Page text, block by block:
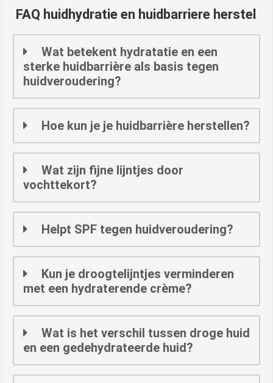
FAQ huidhydratie en huidbarriere herstel
Wat betekent hydratatie en een
sterke huidbarrière als basis tegen
huidveroudering?
Hoe kun je je huidbarrière herstellen?
Wat zijn fijne lijntjes door
vochttekort?
Helpt SPF tegen huidveroudering?
Kun je droogtelijntjes verminderen
met een hydraterende crème?
Wat is het verschil tussen droge huid
en een gedehydrateerde huid?